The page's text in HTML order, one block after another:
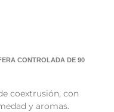
CONTROLADA DE 90
coextrusión, con
y aromas.